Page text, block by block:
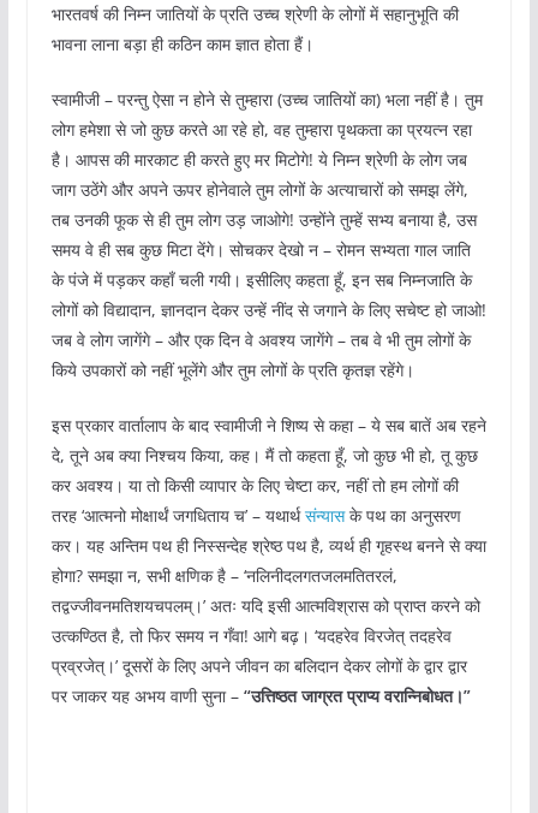
भारतवर्ष की निम्न जातियों के प्रति उच्च श्रेणी के लोगों में सहानुभूति की
भावना लाना बड़ा ही कठिन काम ज्ञात होता हैं।
स्वामीजी – परन्तु ऐसा न होने से तुम्हारा (उच्च जातियों का) भला नहीं है। तुम
लोग हमेशा से जो कुछ करते आ रहे हो, वह तुम्हारा पृथकता का प्रयत्न रहा
है। आपस की मारकाट ही करते हुए मर मिटोगे! ये निम्न श्रेणी के लोग जब
जाग उठेंगे और अपने ऊपर होनेवाले तुम लोगों के अत्याचारों को समझ लेंगे,
तब उनकी फूक से ही तुम लोग उड़ जाओगे! उन्होंने तुम्हें सभ्य बनाया है, उस
समय वे ही सब कुछ मिटा देंगे। सोचकर देखो न – रोमन सभ्यता गाल जाति
के पंजे में पड़कर कहाँ चली गयी। इसीलिए कहता हूँ, इन सब निम्नजाति के
लोगों को विद्यादान, ज्ञानदान देकर उन्हें नींद से जगाने के लिए सचेष्ट हो जाओ!
जब वे लोग जागेंगे – और एक दिन वे अवश्य जागेंगे – तब वे भी तुम लोगों के
किये उपकारों को नहीं भूलेंगे और तुम लोगों के प्रति कृतज्ञ रहेंगे।
इस प्रकार वार्तालाप के बाद स्वामीजी ने शिष्य से कहा – ये सब बातें अब रहने
दे, तूने अब क्या निश्चय किया, कह। मैं तो कहता हूँ, जो कुछ भी हो, तू कुछ
कर अवश्य। या तो किसी व्यापार के लिए चेष्टा कर, नहीं तो हम लोगों की
तरह ‘आत्मनो मोक्षार्थं जगधिताय च’ – यथार्थसंन्यासके पथ का अनुसरण
कर। यह अन्तिम पथ ही निस्सन्देह श्रेष्ठ पथ है, व्यर्थ ही गृहस्थ बनने से क्या
होगा? समझा न, सभी क्षणिक है – ‘नलिनीदलगतजलमतितरलं,
तद्वज्जीवनमतिशयचपलम्।’ अतः यदि इसी आत्मविश्रास को प्राप्त करने को
उत्कण्ठित है, तो फिर समय न गँवा! आगे बढ़। ‘यदहरेव विरजेत् तदहरेव
प्रव्रजेत्।’ दूसरों के लिए अपने जीवन का बलिदान देकर लोगों के द्वार द्वार
पर जाकर यह अभय वाणी सुना – “उत्तिष्ठत जाग्रत प्राप्य वरान्निबोधत।”